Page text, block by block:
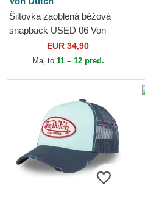
Šiltovka zaoblená béžová
snapback USED 06 Von
EUR 34,90
Maj to 11 – 12 pred.